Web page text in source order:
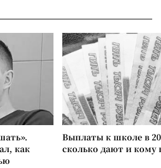
как
Выплаты к школе в
сколько дают и